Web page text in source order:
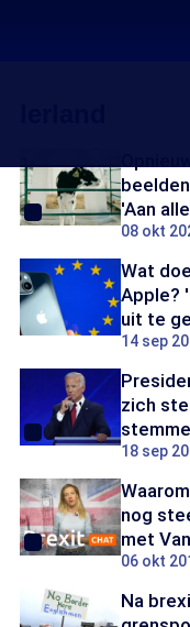
'Aan
08 okt
Wat
Apple?
uit te
14 sep
zich
18 sep
nog
met
06 okt
Na